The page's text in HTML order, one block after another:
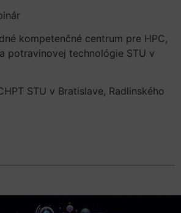
kompetenčné centrum pre HPC,
potravinovej technológie STU v
STU v Bratislave, Radlinského